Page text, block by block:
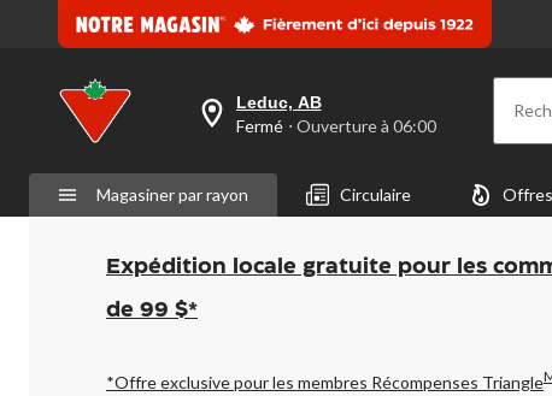
votre
est
Leduc,
AB,
Fermé,
Ouverture
à
pour
changer
Leduc, AB
Fermé ⋅ Ouverture à 06:00
Magasiner par rayon Circulaire
Expédition locale gratuite pour les
de 99 $*
*Offre exclusive pour les membres Récompenses Triangle